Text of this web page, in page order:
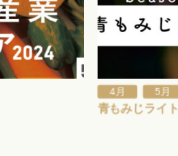
4月 5月
青もみじライ